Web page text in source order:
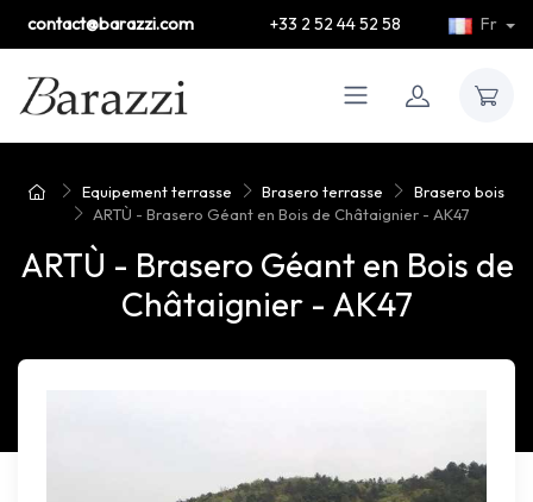
contact@barazzi.com +33 2 52 44 52 58 Fr
Equipement terrasse Brasero terrasse
Brasero bois
ARTÙ - Brasero Géant en Bois de Châtaignier - AK47
ARTÙ - Brasero Géant en Bois de
Châtaignier - AK47